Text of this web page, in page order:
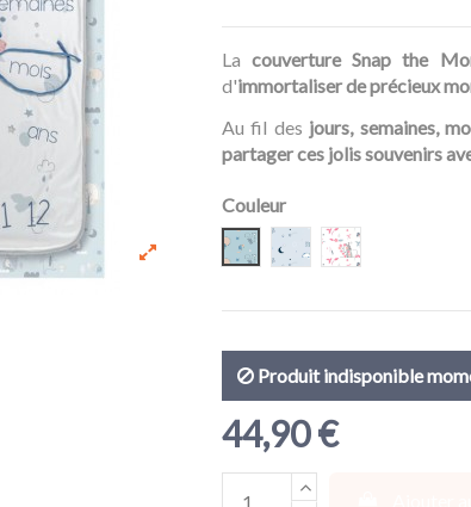
Lacouverture Snap the
d'immortaliser de précieux
Au fil des jours, semaines,
partager ces jolis souvenirs
Couleur
Fresh ForestPowder BlueRosy White
Produit indisponible
44,90 €